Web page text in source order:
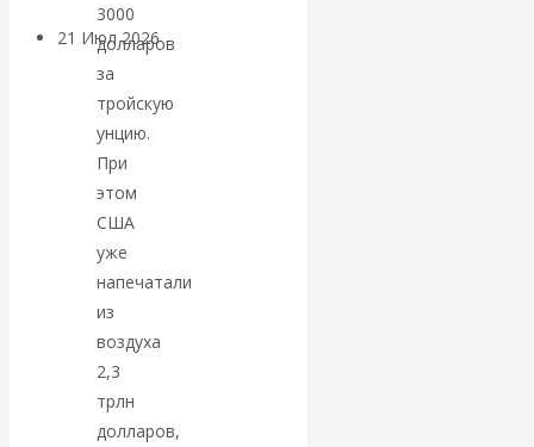
21 Июл 2026Комментарии,
интервью и беседы
ВАлентин
Катасонов.
Воздушные
коридоры:
«Паутина-2»
провалилась, но
3000
долларов
за
тройскую
унцию.
При
этом
США
уже
напечатали
из
воздуха
2,3
трлн
долларов,